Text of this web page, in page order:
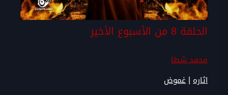
الحلقة 8 من الأسبوع الأخير
محمد شطا
اثاره|غموض